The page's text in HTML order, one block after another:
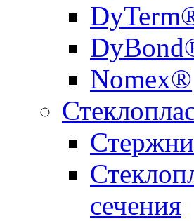
Nomex®
Стержни
сечения